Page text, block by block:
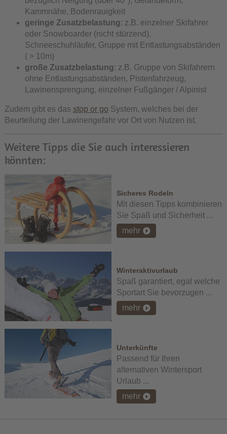
Kammnähe, Bodenrauigkeit
geringe Zusatzbelastung: z.B. einzelner Skifahrer
oder Snowboarder (nicht stürzend),
Schneeschuhläufer, Gruppe mit Entlastungsabständen
( > 10m)
große Zusatzbelastung: z.B. Gruppe von Skifahrern
ohne Entlastungsabständen, Pistenfahrzeug,
Lawinensprengung, einzelner Fußgänger / Alpinist
Zudem gibt es das stop or go System, welches bei der
Beurteilung der Lawinengefahr vor Ort von Nutzen ist.
Weitere Tipps die Sie auch interessieren
könnten:
Sicheres Rodeln
Mit diesen Tipps kombinieren
Sie Spaß und Sicherheit ...
mehr
Winteraktivurlaub
Spaß garantiert, egal welche
Sportart Sie bevorzugen ...
mehr
Unterkünfte
Passend für Ihren
alternativen Wintersport
Urlaub ...
mehr